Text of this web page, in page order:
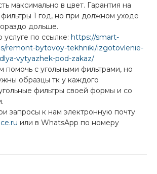
максимально в цвет. Гарантия на
1 год, но при должном уходе
дольше.
по ссылке: https://smart-
remont-bytovoy-tekhniki/izgotovlenie-
vytyazhek-pod-zakaz/
с угольными фильтрами, но
образцы тк у каждого
фильтры своей формы и со
запросы к нам электронную почту
или в WhatsApp по номеру